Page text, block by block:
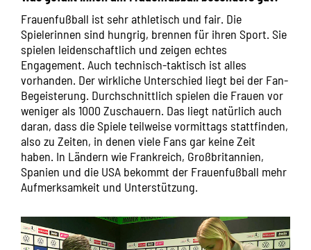
Frauenfußball ist sehr athletisch und fair. Die
Spielerinnen sind hungrig, brennen für ihren Sport. Sie
spielen leidenschaftlich und zeigen echtes
Engagement. Auch technisch-taktisch ist alles
vorhanden. Der wirkliche Unterschied liegt bei der Fan-
Begeisterung. Durchschnittlich spielen die Frauen vor
weniger als 1000 Zuschauern. Das liegt natürlich auch
daran, dass die Spiele teilweise vormittags stattfinden,
also zu Zeiten, in denen viele Fans gar keine Zeit
haben. In Ländern wie Frankreich, Großbritannien,
Spanien und die USA bekommt der Frauenfußball mehr
Aufmerksamkeit und Unterstützung.